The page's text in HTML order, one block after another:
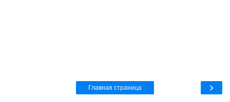
›
Главная страница